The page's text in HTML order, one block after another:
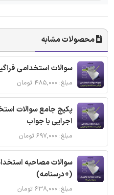
محصولات مشابه
سوالات استخدامی
مبلغ: ۴۸۵,۰۰۰ تومان
پکیج جامع سوالات
اجرایی با جواب
مبلغ: ۶۹۷,۰۰۰ تومان
سوالات مصاحبه
(+درسنامه)
مبلغ: ۶۳۸,۰۰۰ تومان